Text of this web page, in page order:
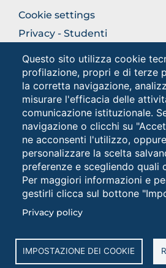
Questo sito utilizza cookie
profilazione, propri e di terze
la corretta navigazione,
misurare l'efficacia delle
comunicazione istituzionale.
navigazione o clicchi su
ne acconsenti l'utilizzo,
personalizzare la scelta
preferenze e scegliendo quali
Per maggiori informazioni e
gestirli clicca sul bottone
Privacy policy
IMPOSTAZIONE DEI COOKIE
Cookies
FOOTER
COLONNA
DESTRA
Cookie settings
Privacy - Studenti
Università degli Studi di Foggia • Via
servizioweb@unifg.it